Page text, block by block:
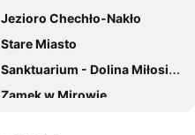
Jezioro Chechło-Nakło
Stare Miasto
Sanktuarium - Dolina Miłosierdzia Bożego
Zamek w Mirowie